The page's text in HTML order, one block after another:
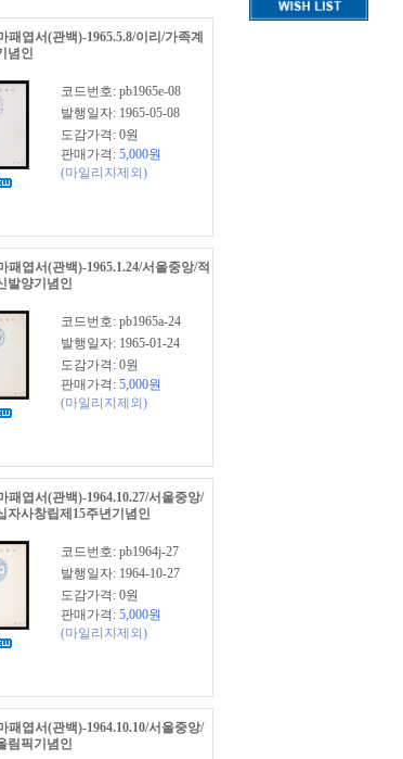
패엽서(관백)-1965.5.8/이리/가족계
념인
코드번호: pb1965e-08
발행일자: 1965-05-08
도감가격: 0원
판매가격: 5,000원
(마일리지제외)
패엽서(관백)-1965.1.24/서울중앙/적
발양기념인
코드번호: pb1965a-24
발행일자: 1965-01-24
도감가격: 0원
판매가격: 5,000원
(마일리지제외)
패엽서(관백)-1964.10.27/서울중앙/
자사창립제15주년기념인
코드번호: pb1964j-27
발행일자: 1964-10-27
도감가격: 0원
판매가격: 5,000원
(마일리지제외)
패엽서(관백)-1964.10.10/서울중앙/
림픽기념인